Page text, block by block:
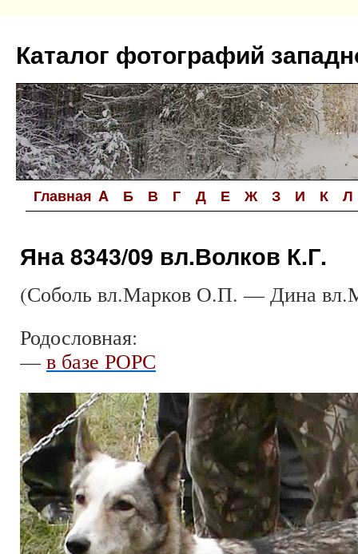
содержимому
Каталог фотографий
Главная A Б В Г Д Е Ж З И К Л
Яна 8343/09 вл.Волков К.Г.
(Соболь вл.Марков О.П. — Дина
Родословная:
— в базе РОРС